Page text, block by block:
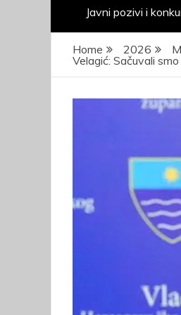
Javni pozivi i
Home 2026
Velagić: Sačuvali